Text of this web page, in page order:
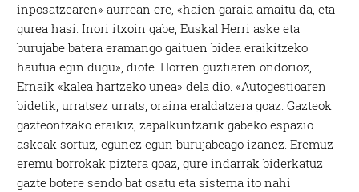
inposatzearen» aurrean ere, «haien garaia amaitu da, eta
gurea hasi. Inori itxoin gabe, Euskal Herri aske eta
burujabe batera eramango gaituen bidea eraikitzeko
hautua egin dugu», diote. Horren guztiaren ondorioz,
Ernaik «kalea hartzeko unea» dela dio. «Autogestioaren
bidetik, urratsez urrats, oraina eraldatzera goaz. Gazteok
gazteontzako eraikiz, zapalkuntzarik gabeko espazio
askeak sortuz, egunez egun burujabeago izanez. Eremuz
eremu borrokak piztera goaz, gure indarrak biderkatuz
gazte botere sendo bat osatu eta sistema ito nahi